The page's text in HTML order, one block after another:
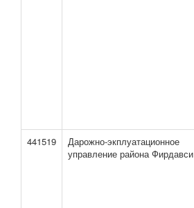
441519
Дарожно-экплуатационное
управление района Фирдавси